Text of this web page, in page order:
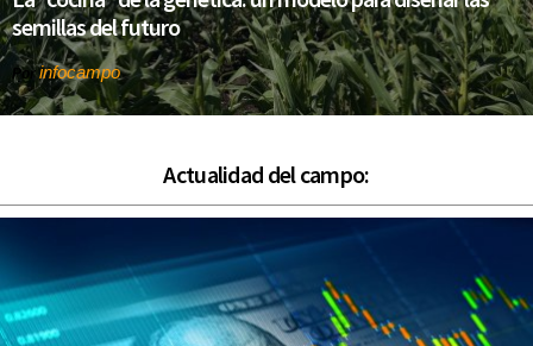
semillas del futuro
Por infocampo
Actualidad del campo: